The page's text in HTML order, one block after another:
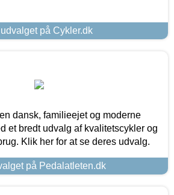
på Cykler.dk
dansk, familieejet og moderne
et bredt udvalg af kvalitetscykler og
Klik her for at se deres udvalg.
på Pedalatleten.dk